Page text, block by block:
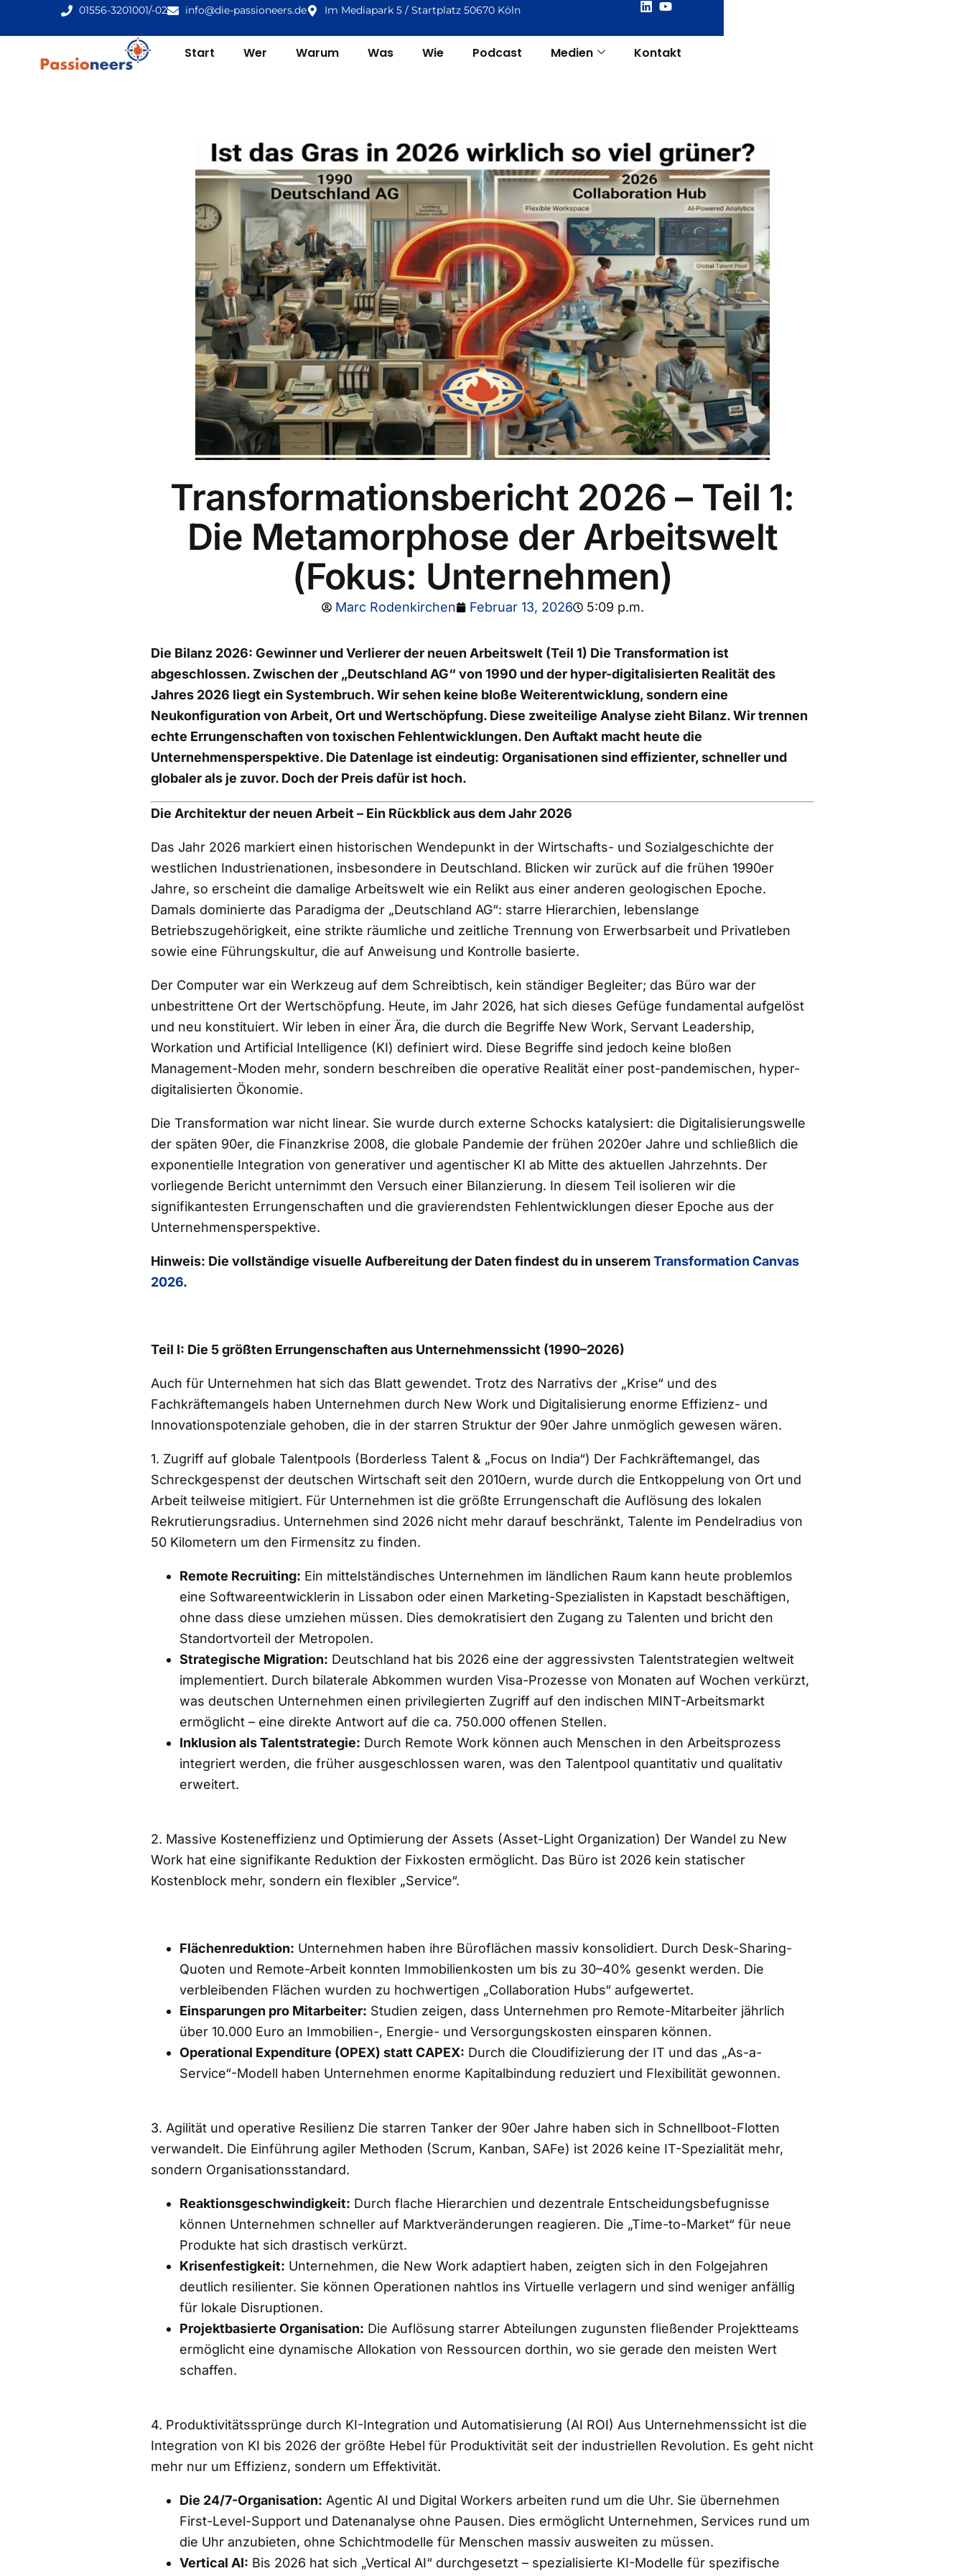
01556-3201001/-02 info@die-passioneers.de Im Mediapark 5 / Startplatz 50670 Köln
Start Wer Warum Was Wie Podcast Medien Kontakt
Transformationsbericht 2026 – Teil 1:
Die Metamorphose der Arbeitswelt
(Fokus: Unternehmen)
Marc Rodenkirchen Februar 13, 2026 5:09 p.m.
Die Bilanz 2026: Gewinner und Verlierer der neuen Arbeitswelt (Teil 1) Die Transformation ist
abgeschlossen. Zwischen der „Deutschland AG“ von 1990 und der hyper-digitalisierten Realität des
Jahres 2026 liegt ein Systembruch. Wir sehen keine bloße Weiterentwicklung, sondern eine
Neukonfiguration von Arbeit, Ort und Wertschöpfung. Diese zweiteilige Analyse zieht Bilanz. Wir trennen
echte Errungenschaften von toxischen Fehlentwicklungen. Den Auftakt macht heute die
Unternehmensperspektive. Die Datenlage ist eindeutig: Organisationen sind effizienter, schneller und
globaler als je zuvor. Doch der Preis dafür ist hoch.
Die Architektur der neuen Arbeit – Ein Rückblick aus dem Jahr 2026
Das Jahr 2026 markiert einen historischen Wendepunkt in der Wirtschafts- und Sozialgeschichte der
westlichen Industrienationen, insbesondere in Deutschland. Blicken wir zurück auf die frühen 1990er
Jahre, so erscheint die damalige Arbeitswelt wie ein Relikt aus einer anderen geologischen Epoche.
Damals dominierte das Paradigma der „Deutschland AG“: starre Hierarchien, lebenslange
Betriebszugehörigkeit, eine strikte räumliche und zeitliche Trennung von Erwerbsarbeit und Privatleben
sowie eine Führungskultur, die auf Anweisung und Kontrolle basierte.
Der Computer war ein Werkzeug auf dem Schreibtisch, kein ständiger Begleiter; das Büro war der
unbestrittene Ort der Wertschöpfung. Heute, im Jahr 2026, hat sich dieses Gefüge fundamental aufgelöst
und neu konstituiert. Wir leben in einer Ära, die durch die Begriffe New Work, Servant Leadership,
Workation und Artificial Intelligence (KI) definiert wird. Diese Begriffe sind jedoch keine bloßen
Management-Moden mehr, sondern beschreiben die operative Realität einer post-pandemischen, hyper-
digitalisierten Ökonomie.
Die Transformation war nicht linear. Sie wurde durch externe Schocks katalysiert: die Digitalisierungswelle
der späten 90er, die Finanzkrise 2008, die globale Pandemie der frühen 2020er Jahre und schließlich die
exponentielle Integration von generativer und agentischer KI ab Mitte des aktuellen Jahrzehnts. Der
vorliegende Bericht unternimmt den Versuch einer Bilanzierung. In diesem Teil isolieren wir die
signifikantesten Errungenschaften und die gravierendsten Fehlentwicklungen dieser Epoche aus der
Unternehmensperspektive.
Hinweis: Die vollständige visuelle Aufbereitung der Daten findest du in unseremTransformation Canvas
2026.
Teil I: Die 5 größten Errungenschaften aus Unternehmenssicht (1990–2026)
Auch für Unternehmen hat sich das Blatt gewendet. Trotz des Narrativs der „Krise“ und des
Fachkräftemangels haben Unternehmen durch New Work und Digitalisierung enorme Effizienz- und
Innovationspotenziale gehoben, die in der starren Struktur der 90er Jahre unmöglich gewesen wären.
1. Zugriff auf globale Talentpools (Borderless Talent & „Focus on India“) Der Fachkräftemangel, das
Schreckgespenst der deutschen Wirtschaft seit den 2010ern, wurde durch die Entkoppelung von Ort und
Arbeit teilweise mitigiert. Für Unternehmen ist die größte Errungenschaft die Auflösung des lokalen
Rekrutierungsradius. Unternehmen sind 2026 nicht mehr darauf beschränkt, Talente im Pendelradius von
50 Kilometern um den Firmensitz zu finden.
Remote Recruiting: Ein mittelständisches Unternehmen im ländlichen Raum kann heute problemlos
eine Softwareentwicklerin in Lissabon oder einen Marketing-Spezialisten in Kapstadt beschäftigen,
ohne dass diese umziehen müssen. Dies demokratisiert den Zugang zu Talenten und bricht den
Standortvorteil der Metropolen.
Strategische Migration: Deutschland hat bis 2026 eine der aggressivsten Talentstrategien weltweit
implementiert. Durch bilaterale Abkommen wurden Visa-Prozesse von Monaten auf Wochen verkürzt,
was deutschen Unternehmen einen privilegierten Zugriff auf den indischen MINT-Arbeitsmarkt
ermöglicht – eine direkte Antwort auf die ca. 750.000 offenen Stellen.
Inklusion als Talentstrategie: Durch Remote Work können auch Menschen in den Arbeitsprozess
integriert werden, die früher ausgeschlossen waren, was den Talentpool quantitativ und qualitativ
erweitert.
2. Massive Kosteneffizienz und Optimierung der Assets (Asset-Light Organization) Der Wandel zu New
Work hat eine signifikante Reduktion der Fixkosten ermöglicht. Das Büro ist 2026 kein statischer
Kostenblock mehr, sondern ein flexibler „Service“.
Flächenreduktion: Unternehmen haben ihre Büroflächen massiv konsolidiert. Durch Desk-Sharing-
Quoten und Remote-Arbeit konnten Immobilienkosten um bis zu 30–40% gesenkt werden. Die
verbleibenden Flächen wurden zu hochwertigen „Collaboration Hubs“ aufgewertet.
Einsparungen pro Mitarbeiter: Studien zeigen, dass Unternehmen pro Remote-Mitarbeiter jährlich
über 10.000 Euro an Immobilien-, Energie- und Versorgungskosten einsparen können.
Operational Expenditure (OPEX) statt CAPEX: Durch die Cloudifizierung der IT und das „As-a-
Service“-Modell haben Unternehmen enorme Kapitalbindung reduziert und Flexibilität gewonnen.
3. Agilität und operative Resilienz Die starren Tanker der 90er Jahre haben sich in Schnellboot-Flotten
verwandelt. Die Einführung agiler Methoden (Scrum, Kanban, SAFe) ist 2026 keine IT-Spezialität mehr,
sondern Organisationsstandard.
Reaktionsgeschwindigkeit: Durch flache Hierarchien und dezentrale Entscheidungsbefugnisse
können Unternehmen schneller auf Marktveränderungen reagieren. Die „Time-to-Market“ für neue
Produkte hat sich drastisch verkürzt.
Krisenfestigkeit: Unternehmen, die New Work adaptiert haben, zeigten sich in den Folgejahren
deutlich resilienter. Sie können Operationen nahtlos ins Virtuelle verlagern und sind weniger anfällig
für lokale Disruptionen.
Projektbasierte Organisation: Die Auflösung starrer Abteilungen zugunsten fließender Projektteams
ermöglicht eine dynamische Allokation von Ressourcen dorthin, wo sie gerade den meisten Wert
schaffen.
4. Produktivitätssprünge durch KI-Integration und Automatisierung (AI ROI) Aus Unternehmenssicht ist die
Integration von KI bis 2026 der größte Hebel für Produktivität seit der industriellen Revolution. Es geht nicht
mehr nur um Effizienz, sondern um Effektivität.
Die 24/7-Organisation: Agentic AI und Digital Workers arbeiten rund um die Uhr. Sie übernehmen
First-Level-Support und Datenanalyse ohne Pausen. Dies ermöglicht Unternehmen, Services rund um
die Uhr anzubieten, ohne Schichtmodelle für Menschen massiv ausweiten zu müssen.
Vertical AI: Bis 2026 hat sich „Vertical AI“ durchgesetzt – spezialisierte KI-Modelle für spezifische